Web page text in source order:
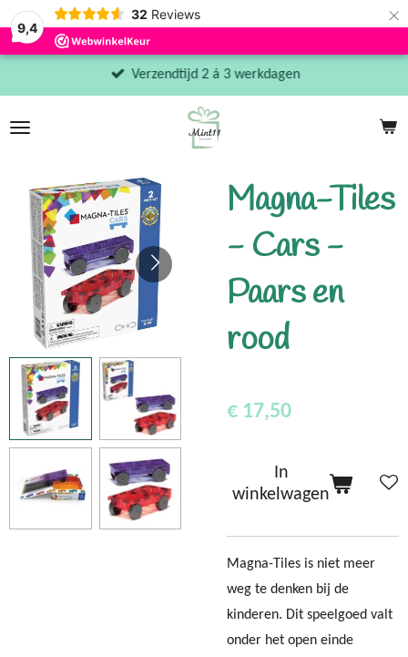
9,4
32 Reviews ×
Verzendtijd 2 á 3 werkdagen
Magna-Tiles
- Cars -
Paars en
rood
€ 17,50
In
winkelwagen
Magna-Tiles is niet meer
weg te denken bij de
kinderen. Dit speelgoed valt
onder het open einde